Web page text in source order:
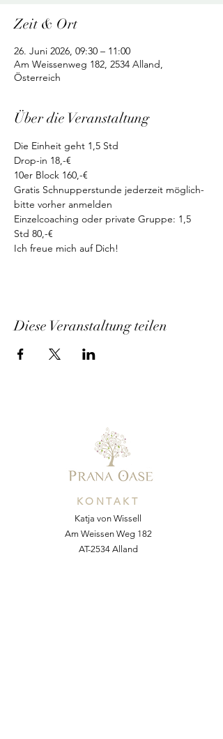
Zeit & Ort
26. Juni 2026, 09:30 – 11:00
Am Weissenweg 182, 2534 Alland,
Österreich
Über die Veranstaltung
Die Einheit geht 1,5 Std
Drop-in 18,-€
10er Block 160,-€
Gratis Schnupperstunde jederzeit möglich-
bitte vorher anmelden
Einzelcoaching oder private Gruppe: 1,5
Std 80,-€
Ich freue mich auf Dich!
Diese Veranstaltung teilen
KONTAKT
Katja von Wissell
Am Weissen Weg 182
AT-2534 Alland